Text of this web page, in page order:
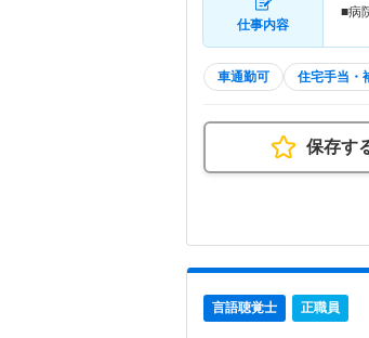
仕事内容
■病
車通勤可 住宅手当・
保存す
言語聴覚士 正職員